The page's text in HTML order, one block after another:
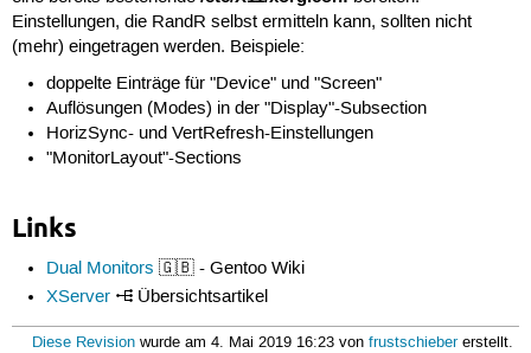
Einstellungen, die RandR selbst ermitteln kann, sollten nicht
(mehr) eingetragen werden. Beispiele:
doppelte Einträge für "Device" und "Screen"
Auflösungen (Modes) in der "Display"-Subsection
HorizSync- und VertRefresh-Einstellungen
"MonitorLayout"-Sections
Links
Dual Monitors 🇬🇧 - Gentoo Wiki
XServer
Übersichtsartikel
Diese Revision wurde am 4. Mai 2019 16:23 vonfrustschiebererstellt.